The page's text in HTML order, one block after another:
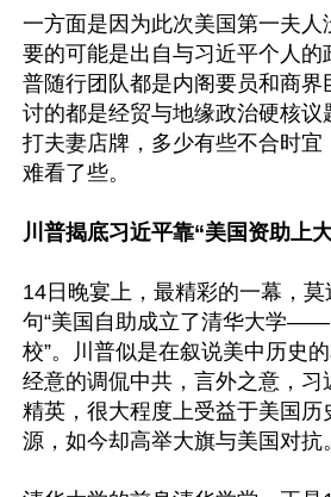
一方面是因为此次美国第一夫人
要的可能是出自与习近平个人的
普随行团队都是内阁要员和商界
讨的都是经贸与地缘政治硬核议
打夫妻店牌，多少有些不合时宜
难看了些。
川普揭底习近平靠“美国资助上
14日晚宴上，最精彩的一幕，
句“美国自助成立了清华大学
校”。川普似是在叙说美中历史
经意的调侃中共，言外之意，习
精英，很大程度上受益于美国历
源，如今却高举大旗与美国对抗。